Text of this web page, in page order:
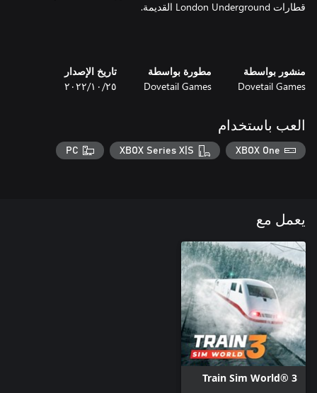
منشور بواسطة
Dovetail Games
مطورة بواسطة
Dovetail Games
تاريخ الإصدار
٢٥‏/١٠‏/٢٠٢٢
العب باستخدام
XBOX One
XBOX Series X|S
PC
يعمل مع
Train Sim World® 3